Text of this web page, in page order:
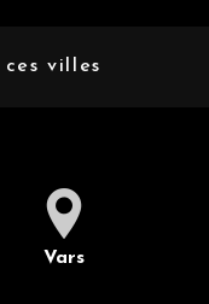
villes
Vars